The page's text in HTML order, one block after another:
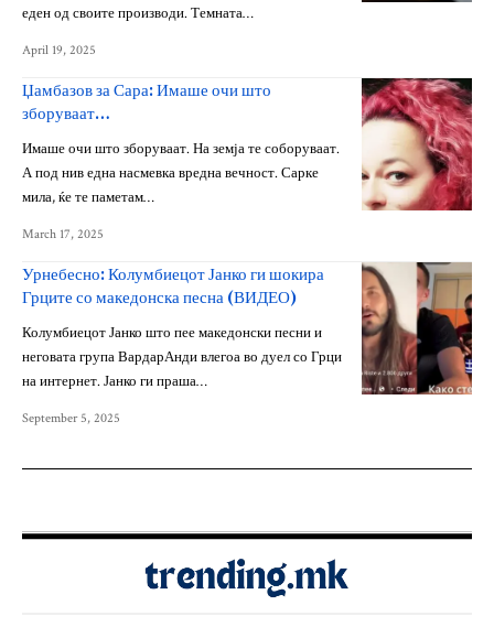
еден од своите производи. Темната…
April 19, 2025
Џамбазов за Сара: Имаше очи што
зборуваат…
Имаше очи што зборуваат. На земја те соборуваат.
А под нив една насмевка вредна вечност. Сарке
мила, ќе те паметам…
March 17, 2025
Урнебесно: Колумбиецот Јанко ги шокира
Грците со македонска песна (ВИДЕО)
Колумбиецот Јанко што пее македонски песни и
неговата група ВардарАнди влегоа во дуел со Грци
на интернет. Јанко ги праша…
September 5, 2025